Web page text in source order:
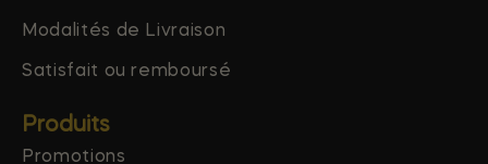
Modalités de Livraison
Satisfait ou remboursé
Produits
Promotions